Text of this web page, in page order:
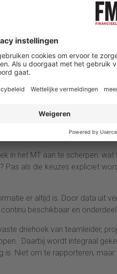
Teams krijgen betere
waardoor beslissingen
Je hebt een breed zicht op
Finance is het hart van de
de juiste scenario’s en
mensen. En gedrag veranderen
vragen stellen, aannames
in het MT aan te scherpen:
Pas als die keuzes expliciet
er altijd is. Door data uit
beschikbaar en
driehoek van teamleider,
Daarbij wordt integraal
is. Niet om te rapporteren,